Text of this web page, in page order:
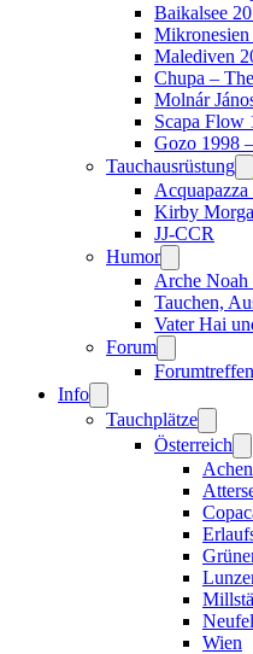
Baikalsee
Mikronesien
Malediven
Chupa –
Molnár
Scapa Flow
Gozo 1998
Tauchausrüstung
Kirby
JJ-CCR
Humor
Arche Noah
Tauchen,
Vater Hai
Forum
Info
Tauchplätze
Österreich
Wien